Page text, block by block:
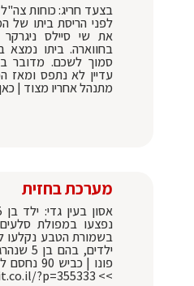
בצעד חריג: כוחות
לפני הריסת ביתו
את שי סיילס
בחווארה. ביתו נמצא
סמוך לשכם. מדובר
עדיין לא נתפס ומאז
מתנהל אחריו מצוד | כאן 11
מערכת בחזית
נפצעו במפולת
ילדים,
פונו |
>> https://bahazit.co.il/?p=355333